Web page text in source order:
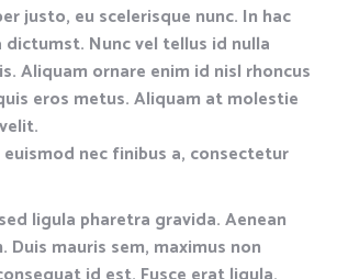
justo, eu scelerisque nunc. In hac
Nunc vel tellus id nulla
Aliquam ornare enim id nisl rhoncus
eros metus. Aliquam at molestie
nec finibus a, consectetur
ligula pharetra gravida. Aenean
Duis mauris sem, maximus non